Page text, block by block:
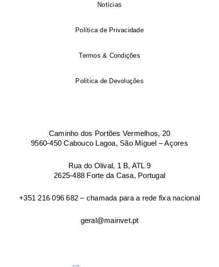
Notícias
Política de Privacidade
Termos & Condições
Política de Devoluções
Caminho dos Portões Vermelhos, 20
9560-450 Cabouco Lagoa, São Miguel – Açores
Rua do Olival, 1 B, ATL 9
2625-488 Forte da Casa, Portugal
+351 216 096 682 – chamada para a rede fixa nacional
geral@mainvet.pt